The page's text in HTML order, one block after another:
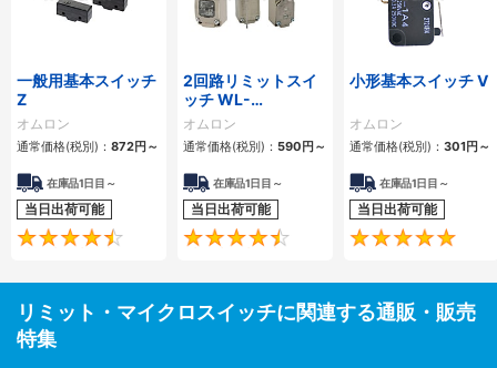
一般用基本スイッチ
Z
オムロン
通常価格(税別)： 872円 ～
在庫品1日目～
当日出荷可能
4.4
2回路リミットスイ
ッチ WL-
N/WL/WLG
オムロン
通常価格(税別)： 590 円 ～
在庫品1日目～
当日出荷可能
4.4
小形基本スイッチ V
オムロン
通常価格(税別)： 301円 ～
在庫品1日目～
当日出荷可能
リミット・マイクロスイッチに関連する通販・販売
特集